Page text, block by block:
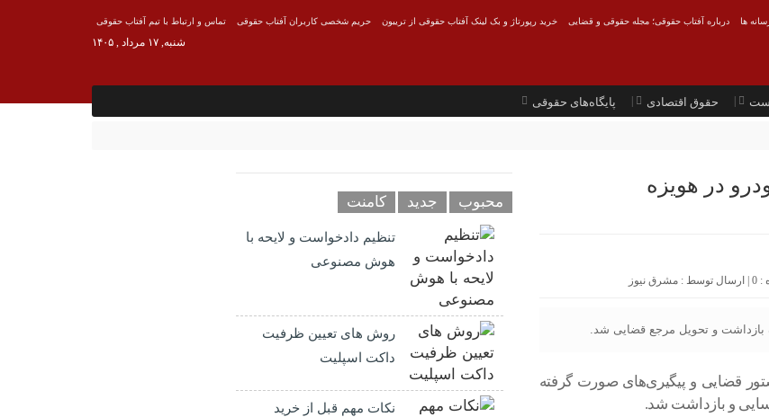
تماس و ارتباط با تیم آفتاب حقوقی حریم شخصی کاربران آفتاب حقوقی خرید رپورتاژ و بک لینک آفتاب حقوقی از تریبون درباره آفتاب حقوقی؛ مجله حقوقی و قضایی ها
شنبه, ۱۷ مرداد , ۱۴۰۵
حقوق اقتصادی پایگاه‌های حقوقی
در هویزه
0 | ارسال توسط : مشرق نیوز
و تحویل مرجع قضایی شد.
قضایی و پیگیری‌های صورت گرفته
و بازداشت شد.
محبوب جدید کامنت
تنظیم دادخواست و لایحه با
هوش مصنوعی
روش های تعیین ظرفیت
داکت اسپلیت
نکات مهم قبل از خرید